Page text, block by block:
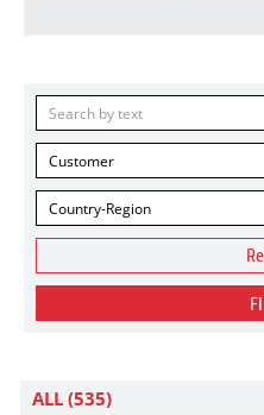
Customer
Country-Region
ALL (535)